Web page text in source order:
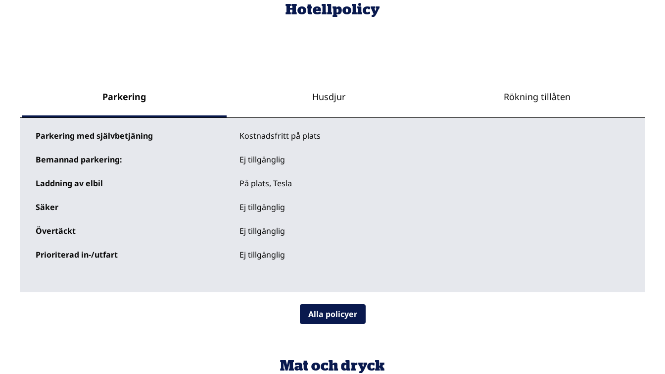
Hotellpolicy
Parkering Husdjur Rökning tillåten
Parkering med självbetjäning Kostnadsfritt på plats
Bemannad parkering: Ej tillgänglig
Laddning av elbil På plats, Tesla
Säker Ej tillgänglig
Övertäckt Ej tillgänglig
Prioriterad in-/utfart Ej tillgänglig
Alla policyer
Mat och dryck